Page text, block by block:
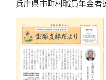
兵庫県市町村職員年金者